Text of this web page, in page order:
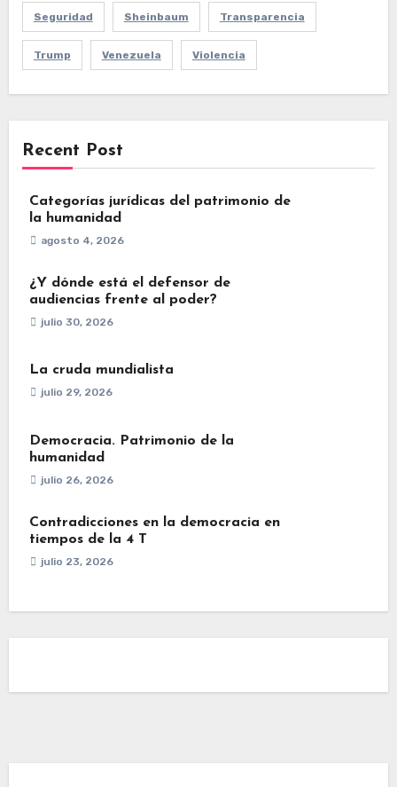
Seguridad Sheinbaum Transparencia
Trump Venezuela Violencia
Recent Post
Categorías jurídicas del patrimonio de
la humanidad
agosto 4, 2026
¿Y dónde está el defensor de
audiencias frente al poder?
julio 30, 2026
La cruda mundialista
julio 29, 2026
Democracia. Patrimonio de la
humanidad
julio 26, 2026
Contradicciones en la democracia en
tiempos de la 4 T
julio 23, 2026